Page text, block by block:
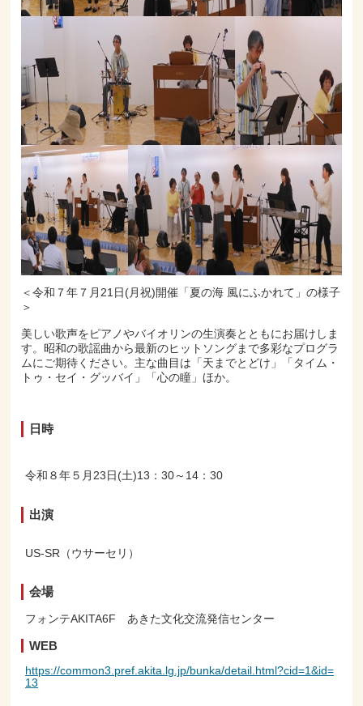
＜令和７年７月21日(月祝)開催「夏の海 風にふかれて」の様子
＞
美しい歌声をピアノやバイオリンの生演奏とともにお届けしま
す。昭和の歌謡曲から最新のヒットソングまで多彩なプログラ
ムにご期待ください。主な曲目は「天までとどけ」「タイム・
トゥ・セイ・グッバイ」「心の瞳」ほか。
日時
令和８年５月23日(土)13：30～14：30
出演
US-SR（ウサーセリ）
会場
フォンテAKITA6F あきた文化交流発信センター
WEB
https://common3.pref.akita.lg.jp/bunka/detail.html?cid=1&id=
13